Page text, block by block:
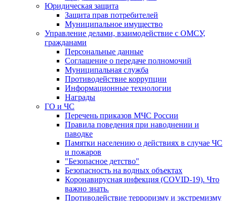
Юридическая защита
Защита прав потребителей
Муниципальное имущество
Управление делами, взаимодействие с ОМСУ,
гражданами
Персональные данные
Соглашение о передаче полномочий
Муниципальная служба
Противодействие коррупции
Информационные технологии
Награды
ГО и ЧС
Перечень приказов МЧС России
Правила поведения при наводнении и
паводке
Памятки населению о действиях в случае ЧС
и пожаров
"Безопасное детство"
Безопасность на водных объектах
Коронавирусная инфекция (COVID-19). Что
важно знать.
Противодействие терроризму и экстремизму